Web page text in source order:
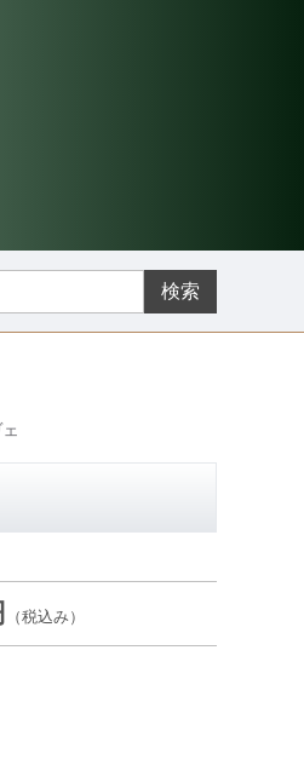
検索
（税込み）